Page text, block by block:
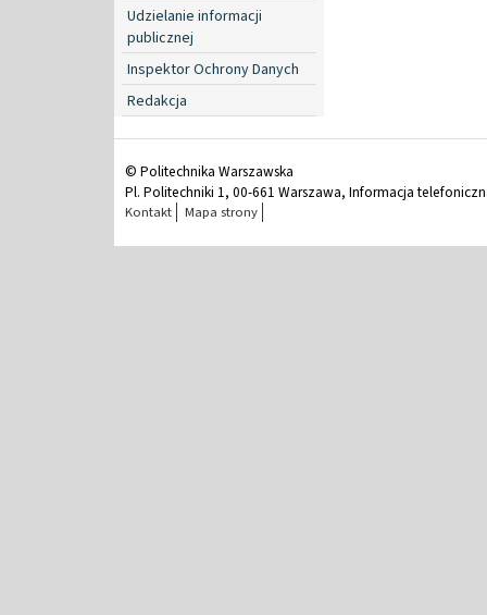
Udzielanie informacji
publicznej
Inspektor Ochrony Danych
Redakcja
© Politechnika Warszawska
Pl. Politechniki 1, 00-661 Warszawa, Informacja
Kontakt Mapa strony